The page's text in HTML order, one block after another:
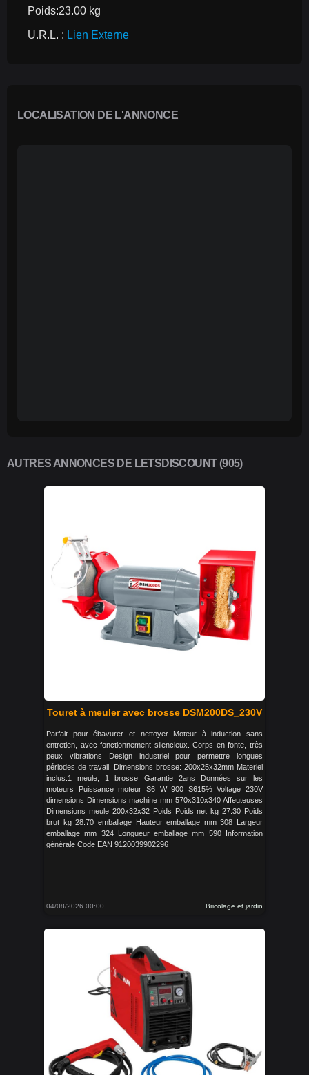
Poids:23.00 kg
U.R.L. : Lien Externe
LOCALISATION DE L'ANNONCE
AUTRES ANNONCES DE LETSDISCOUNT (905)
Touret à meuler avec brosse DSM200DS_230V
Parfait pour ébavurer et nettoyer Moteur à induction sans
entretien, avec fonctionnement silencieux. Corps en fonte, très
peux vibrations Design industriel pour permettre longues
périodes de travail. Dimensions brosse: 200x25x32mm Materiel
inclus:1 meule, 1 brosse Garantie 2ans Données sur les
moteurs Puissance moteur S6 W 900 S615% Voltage 230V
dimensions Dimensions machine mm 570x310x340 Affeuteuses
Dimensions meule 200x32x32 Poids Poids net kg 27.30 Poids
brut kg 28.70 emballage Hauteur emballage mm 308 Largeur
emballage mm 324 Longueur emballage mm 590 Information
générale Code EAN 9120039902296
04/08/2026 00:00 Bricolage et jardin